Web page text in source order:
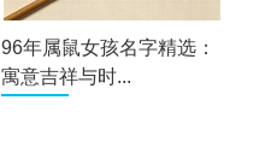
96年属鼠女孩名字精选：
寓意吉祥与时...